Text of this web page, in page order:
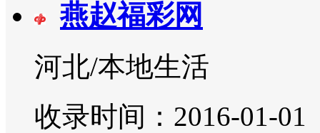
燕赵福彩网
河北/本地生活
收录时间：2016-01-01